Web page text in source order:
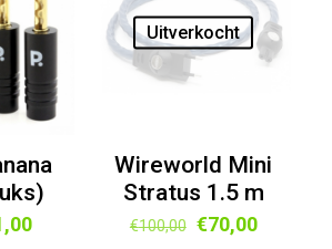
Huidige
Uitverkocht
Wireworld Mini
Stratus 1.5 m
€100,00 €70,00Huidige